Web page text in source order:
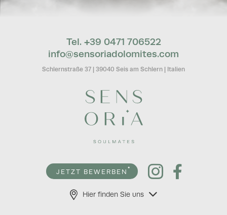
Tel. +39 0471 706522
info@sensoriadolomites.com
Schlernstraße 37 | 39040 Seis am Schlern | Italien
JETZT BEWERBEN
Hier finden Sie uns